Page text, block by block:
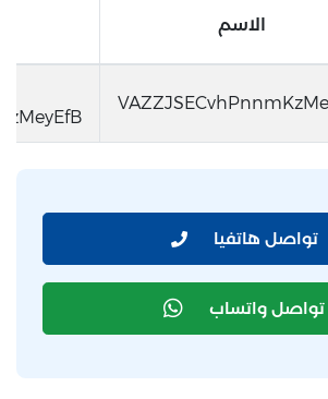
الاسم
تواصل هاتفيا
تواصل واتساب